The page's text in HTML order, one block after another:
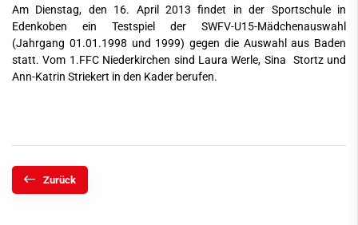
Am Dienstag, den 16. April 2013 findet in der Sportschule in
Edenkoben ein Testspiel der SWFV-U15-Mädchenauswahl
(Jahrgang 01.01.1998 und 1999) gegen die Auswahl aus Baden
statt. Vom 1.FFC Niederkirchen sind Laura Werle, Sina Stortz und
Ann-Katrin Striekert in den Kader berufen.
Zurück